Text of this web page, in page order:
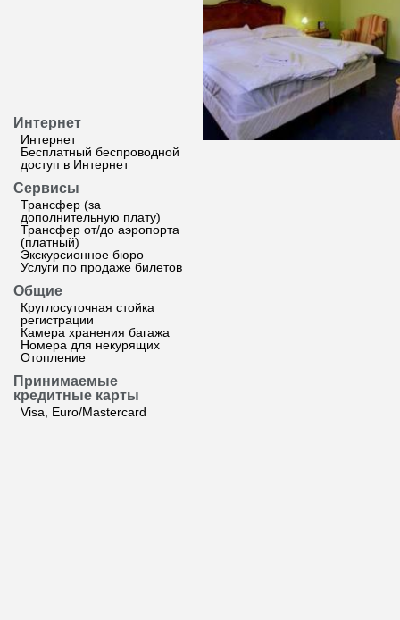
Интернет
Интернет
Бесплатный беспроводной
доступ в Интернет
Сервисы
Трансфер (за
дополнительную плату)
Трансфер от/до аэропорта
(платный)
Экскурсионное бюро
Услуги по продаже билетов
Общие
Круглосуточная стойка
регистрации
Камера хранения багажа
Номера для некурящих
Отопление
Принимаемые
кредитные карты
Visa, Euro/Mastercard